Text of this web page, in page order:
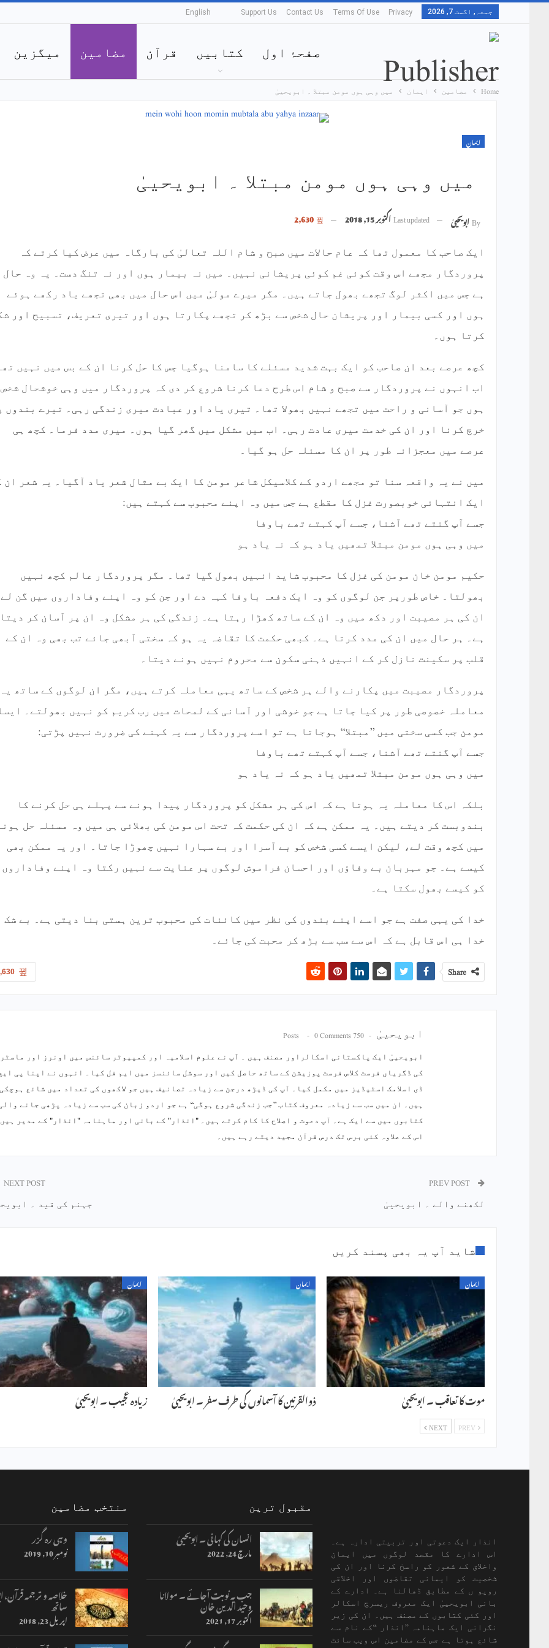
جمعہ, اگست 7, 2026 Privacy
Terms Of Use
Contact Us
Support Us
English
صفحۂ اول کتابیں قرآن مضامین میگزین
Home مضامین ایمان میں وہی ہوں مومن مبتلا ۔ ابویحییٰ
ایمان
میں وہی ہوں مومن مبتلا ۔ ابویحییٰ
Byابویحییٰ Last updatedاکتوبر 15, 2018
ایک صاحب کا معمول تھا کہ عام حالات میں صبح و شام اللہ تعالیٰ کی بارگاہ میں عرض کیا کرتے کہ
پروردگار مجھے اس وقت کوئی غم کوئی پریشانی نہیں۔ میں نہ بیمار ہوں اور نہ تنگ دست۔ یہ وہ حال
ہے جس میں اکثر لوگ تجھے بھول جاتے ہیں۔ مگر میرے مولیٰ میں اس حال میں بھی تجھے یاد رکھے ہوئے
ہوں اور کسی بیمار اور پریشان حال شخص سے بڑھ کر تجھے پکارتا ہوں اور تیری تعریف، تسبیح اور
کرتا ہوں۔
کچھ عرصے بعد ان صاحب کو ایک بہت شدید مسئلے کا سامنا ہوگیا جس کا حل کرنا ان کے بس میں نہیں
اب انہوں نے پروردگار سے صبح و شام اس طرح دعا کرنا شروع کر دی کہ پروردگار میں وہی خوشحال شخص
ہوں جو آسانی و راحت میں تجھے نہیں بھولا تھا۔ تیری یاد اور عبادت میری زندگی رہی۔ تیرے بندوں
خرچ کرنا اور ان کی خدمت میری عادت رہی۔ اب میں مشکل میں گھر گیا ہوں۔ میری مدد فرما۔ کچھ ہی
عرصے میں معجزانہ طور پر ان کا مسئلہ حل ہو گیا۔
میں نے یہ واقعہ سنا تو مجھے اردو کے کلاسیکل شاعر مومن کا ایک بے مثال شعر یاد آگیا۔ یہ شعر ان
ایک انتہائی خوبصورت غزل کا مقطع ہے جس میں وہ اپنے محبوب سے کہتے ہیں:
جسے آپ گنتے تھے آشنا، جسے آپ کہتے تھے باوفا
میں وہی ہوں مومن مبتلا تمھیں یاد ہو کہ نہ یاد ہو
حکیم مومن خان مومن کی غزل کا محبوب شاید انہیں بھول گیا تھا۔ مگر پروردگار عالم کچھ نہیں
بھولتا۔ خاص طورپر جن لوگوں کو وہ ایک دفعہ باوفا کہہ دے اور جن کو وہ اپنے وفاداروں میں گن
ان کی ہر مصیبت اور دکھ میں وہ ان کے ساتھ کھڑا رہتا ہے۔ زندگی کی ہر مشکل وہ ان پر آسان کر دیتا
ہے۔ ہر حال میں ان کی مدد کرتا ہے۔ کبھی حکمت کا تقاضہ یہ ہو کہ سختی آبھی جائے تب بھی وہ ان کے
قلب پر سکینت نازل کر کے انہیں ذہنی سکون سے محروم نہیں ہونے دیتا۔
پروردگار مصیبت میں پکارنے والے ہر شخص کے ساتھ یہی معاملہ کرتے ہیں، مگر ان لوگوں کے ساتھ یہ
معاملہ خصوصی طور پر کیا جاتا ہے جو خوشی اور آسانی کے لمحات میں رب کریم کو نہیں بھولتے۔
مومن جب کسی سختی میں ’’مبتلا‘‘ ہوجاتا ہے تو اسے پروردگار سے یہ کہنے کی ضرورت نہیں پڑتی:
جسے آپ گنتے تھے آشنا، جسے آپ کہتے تھے باوفا
میں وہی ہوں مومن مبتلا تمھیں یاد ہو کہ نہ یاد ہو
بلکہ اس کا معاملہ یہ ہوتا ہے کہ اس کی ہر مشکل کو پروردگار پیدا ہونے سے پہلے ہی حل کرنے کا
بندوبست کر دیتے ہیں۔ یہ ممکن ہے کہ ان کی حکمت کہ تحت اس مومن کی بھلائی ہی میں وہ مسئلہ حل
میں کچھ وقت لے، لیکن ایسے کسی شخص کو بے آسرا اور بے سہارا نہیں چھوڑا جاتا۔ اور یہ ممکن بھی
کیسے ہے۔ جو مہربان بے وفاؤں اور احسان فراموش لوگوں پر عنایت سے نہیں رکتا وہ اپنے وفاداروں
کو کیسے بھول سکتا ہے۔
خدا کی یہی صفت ہے جو اسے اپنے بندوں کی نظر میں کائنات کی محبوب ترین ہستی بنا دیتی ہے۔ بے شک
خدا ہی اس قابل ہے کہ اس سے سب سے بڑھ کر محبت کی جائے۔
Share
ابویحییٰ 750 Posts
0 Comments
ابویحییٰ ایک پاکستانی اسکالراور مصنف ہیں ۔ آپ نے علوم اسلامیہ اور کمپیوٹر سائنس میں اونرز اور
کی ڈگریاں فرسٹ کلاس فرسٹ پوزیشن کے ساتھ حاصل کیں اور سوشل سائنسز میں ایم فل کیا۔ انہوں نے اپنا پی
ڈی اسلامک اسٹیڈیز میں مکمل کیا۔ آپ کی ڈیڑھ درجن سے زیادہ تصانیف ہیں جو لاکھوں کی تعداد میں شائع ہوچکی
ہیں۔ ان میں سب سے زیادہ معروف کتاب ’’جب زندگی شروع ہوگی‘‘ ہے جو اردو زبان کی سب سے زیادہ پڑھی جانے
کتابوں میں سے ایک ہے۔ آپ دعوت و اصلاح کا کام کرتے ہیں۔ "انذار" کے بانی اور ماہنامہ "انذار" کے مدیر
اس کے علاوہ کئی برس تک درس قرآن مجید دیتے رہے ہیں۔
لکھنے والے ۔ ابویحییٰ
NEXT POST
جہنم کی قید ۔
شاید آپ یہ بھی پسند کریں
ایمان
موت کا تعاقب ۔ ابویحییٰ
ایمان
ذوالقرنین کا آسمانوں کی طرف سفر ۔ ابویحییٰ
ایمان
زیادہ عجیب ۔ ابویحییٰ
NEXT
انذار ایک دعوتی اور تربیتی ادارہ ہے۔
اس ادارے کا مقصد لوگوں میں ایمان
واخلاق کے شعور کو راسخ کرنا اور ان کی
شخصیت کو ایمانی تقاضوں اور اخلاقی
رویو ں کے مطابق ڈھالنا ہے۔ ادارے کے
بانی ابویحییٰ ایک معروف ریسرچ اسکالر
اور کئی کتابوں کے مصنف ہیں۔ ان کی زیر
نگرانی ایک ماہنامہ ’’انذار ‘‘کے نام سے
شائع ہوتا ہے جس کے مضامین اس ویب سائٹ
مقبول ترین
انسان کی کہانی ۔ ابویحییٰ
مارچ 24, 2022
جب یہ نوبت آجائے ۔ مولانا
وحید الدین خان
اکتوبر 17, 2021
منتخب مضامین
وہی رہ گزر
نومبر 10, 2019
خلاصہ و ترجمہ
ساتھ
اپریل 23, 2018